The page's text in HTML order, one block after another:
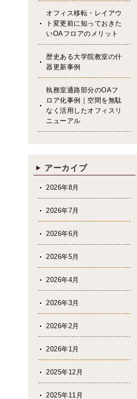
オフィス移転・レイアウ
ト変更前に知っておきた
いOAフロアのメリット
歴史ある大学院教室の什
器更新事例
執務室通路部分のOAフ
ロア化事例｜空間を無駄
なく活用したオフィスリ
ニューアル
アーカイブ
2026年8月
2026年7月
2026年6月
2026年5月
2026年4月
2026年3月
2026年2月
2026年1月
2025年12月
2025年11月